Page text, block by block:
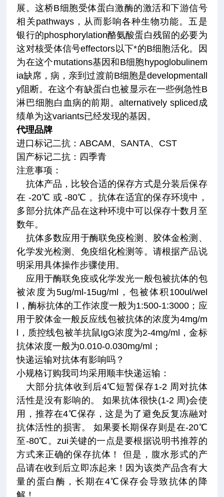
展。这桥B细胞受体蛋白激酶的激活和下游信号
相关pathways，从而影响各种生物功能。五是
银行的phosphorylation酪氨酸蛋白残留的必要为
这对核受体信号effectors以下*的B细胞活化。因
为在这个mutations基因和B细胞hypoglobulinem
ia缺席，病，亲到过渡前B细胞是developmentall
y阻断。在这个有缺蛋白也被显示在一些例急性B
淋巴细胞白血病的前期。alternatively spliced成
绩单为这variants已经发现的基因。
代理品牌
进口标记二抗：ABCAM、SANTA、CST
国产标记二抗：四季青
注意事项 ：
抗体产品，比较合适的保存方式是分装后保存
在 -20℃ 或 -80℃ 。抗体在适宜的保存环境中，
多部分抗体产品在这种环境中可以保存十数月至
数年。
抗体多数应用于酶联免疫检测、胶体金检测、
化学发光检测、免疫组化检测等。请根据产品说
明采用具体操作步骤使用。
应用于酶联免疫或化学发光一般包被抗体的包
被浓度为5ug/ml-15ug/ml，包被体积100ul/wel
l，酶标抗体的工作浓度一般为1:500-1:3000；应
用于胶体金一般反应线包被抗体的浓度为4mg/m
l，质控线包被羊抗鼠IgG浓度为2-4mg/ml，金标
抗体浓度一般为0.010-0.030mg/ml；
快递运输对抗体有影响吗？
小规格订购我司均采用顺丰快递运输：
大部分抗体收到后4℃短暂保存1-2 周对抗体
活性是没有影响的。 如果抗体很快(1-2 周)会使
用，推荐在4℃保存，这是为了避免反复冻融对
抗体活性的损害。 如果要长期保存则是在-20℃
至-80℃。zui关键的一点是要根据说明书推荐的
方式来正确的保存抗体！ 但是，腹水形式的产
品请在收到后立即冻起来！因为该类产品含有大
量的蛋白酶，长期在4℃保存会导致抗体的降
解！